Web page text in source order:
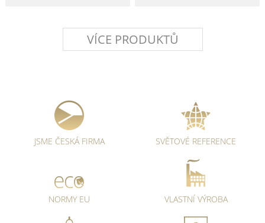
VÍCE PRODUKTŮ
JSME ČESKÁ FIRMA SVĚTOVÉ REFERENCE
NORMY EU VLASTNÍ VÝROBA